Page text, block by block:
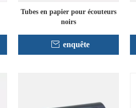
Tubes en papier pour écouteurs
noirs
enquête